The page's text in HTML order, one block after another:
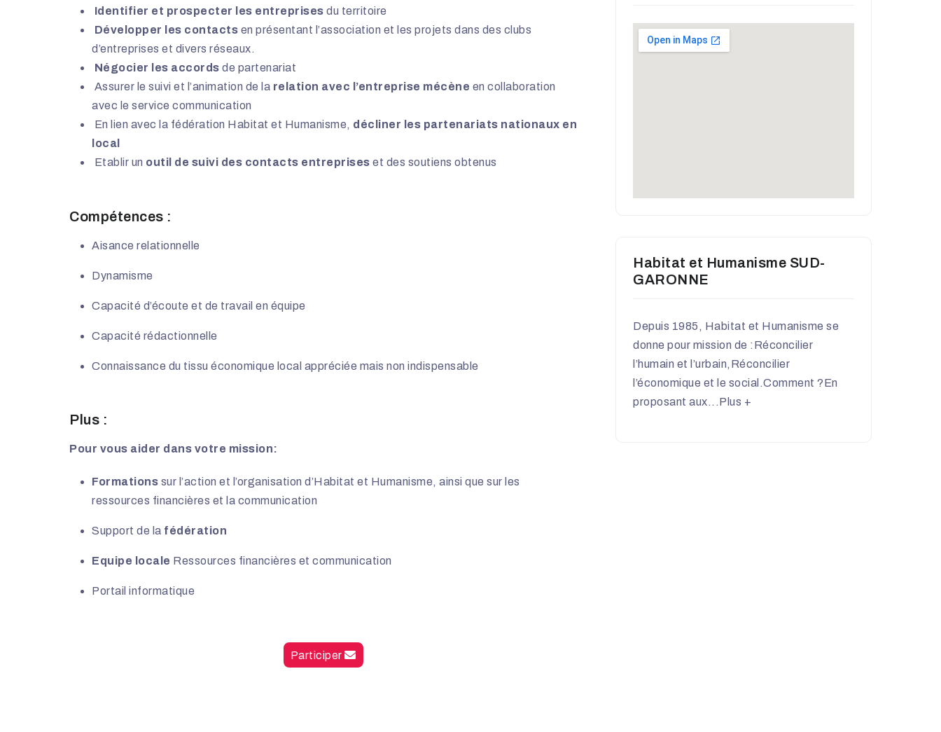
Identifier et prospecter les entreprises du territoire
Développer les contacts en présentant l’association et les projets dans des clubs
d’entreprises et divers réseaux.
Négocier les accords de partenariat
Assurer le suivi et l’animation de la relation avec l’entreprise mécène en collaboration
avec le service communication
En lien avec la fédération Habitat et Humanisme, décliner les partenariats nationaux en
local
Etablir un outil de suivi des contacts entreprises et des soutiens obtenus
Compétences :
Aisance relationnelle
Dynamisme
Capacité d’écoute et de travail en équipe
Capacité rédactionnelle
Connaissance du tissu économique local appréciée mais non indispensable
Plus :
Pour vous aider dans votre mission:
Formations sur l’action et l’organisation d’Habitat et Humanisme, ainsi que sur les
ressources financières et la communication
Support de la fédération
Equipe locale Ressources financières et communication
Portail informatique
Participer
Habitat et Humanisme SUD-
GARONNE
Depuis 1985, Habitat et Humanisme se
donne pour mission de :Réconcilier
l’humain et l’urbain,Réconcilier
l’économique et le social.Comment ?En
proposant aux...Plus +